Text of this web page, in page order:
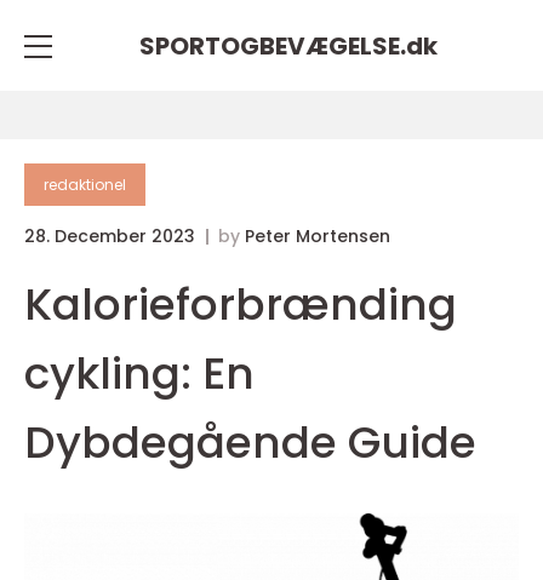
SPORTOGBEVÆGELSE.dk
redaktionel
28. December 2023 by Peter Mortensen
Kalorieforbrænding
cykling: En
Dybdegående Guide